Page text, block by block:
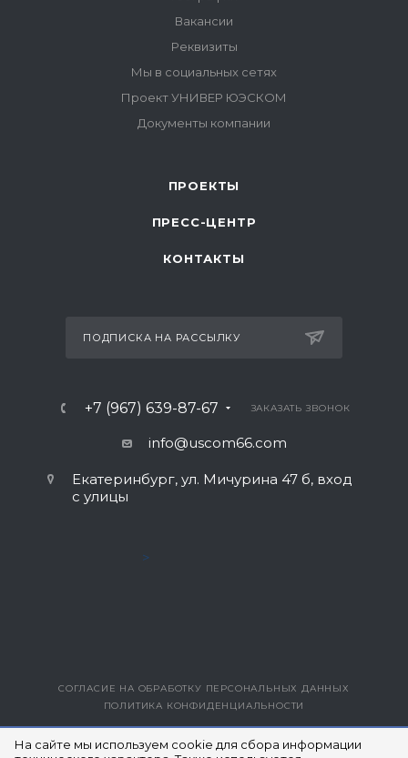
На сайте мы используем cookie для сбора информации
ПРОЕКТЫ
ПРЕСС-ЦЕНТР
КОНТАКТЫ
ПОДПИСКА НА РАССЫЛКУ
+7 (967) 639-87-67 ЗАКАЗАТЬ ЗВОНОК
info@uscom66.com
Екатеринбург, ул. Мичурина 47 б, вход
с улицы
>
ВЕРСИЯ ДЛЯ ПЕЧАТИ
СОГЛАСИЕ НА ОБРАБОТКУ ПЕРСОНАЛЬНЫХ ДАННЫХ
ПОЛИТИКА КОНФИДЕНЦИАЛЬНОСТИ